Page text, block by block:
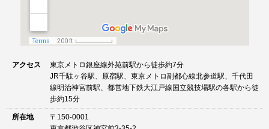
アクセス
東京メトロ銀座線外苑前駅から徒歩約7分
JR千駄ヶ谷駅、原宿駅、東京メトロ副都心線北参道駅、千代田
線明治神宮前駅、都営地下鉄大江戸線国立競技場駅の各駅から徒
歩約15分
所在地
〒150-0001